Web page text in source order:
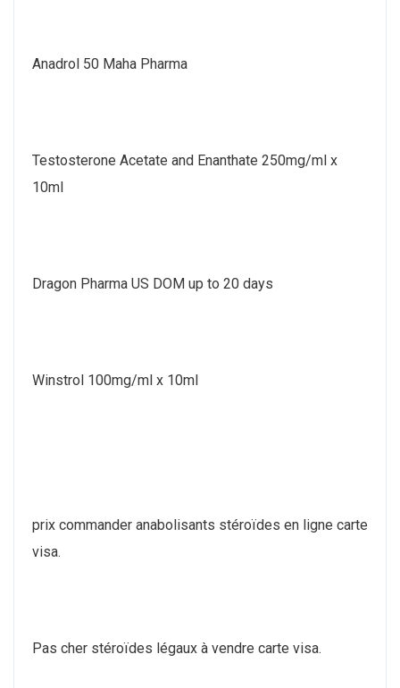
Anadrol 50 Maha Pharma
Testosterone Acetate and Enanthate 250mg/ml x
10ml
Dragon Pharma US DOM up to 20 days
Winstrol 100mg/ml x 10ml
prix commander anabolisants stéroïdes en ligne carte
visa.
Pas cher stéroïdes légaux à vendre carte visa.